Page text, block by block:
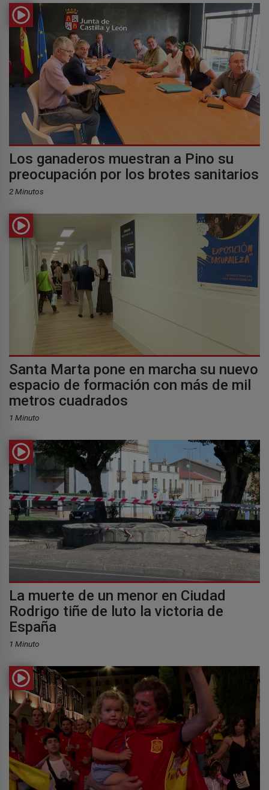
Los ganaderos muestran a Pino su
preocupación por los brotes sanitarios
2 Minutos
Santa Marta pone en marcha su nuevo
espacio de formación con más de mil
metros cuadrados
1 Minuto
La muerte de un menor en Ciudad
Rodrigo tiñe de luto la victoria de
España
1 Minuto